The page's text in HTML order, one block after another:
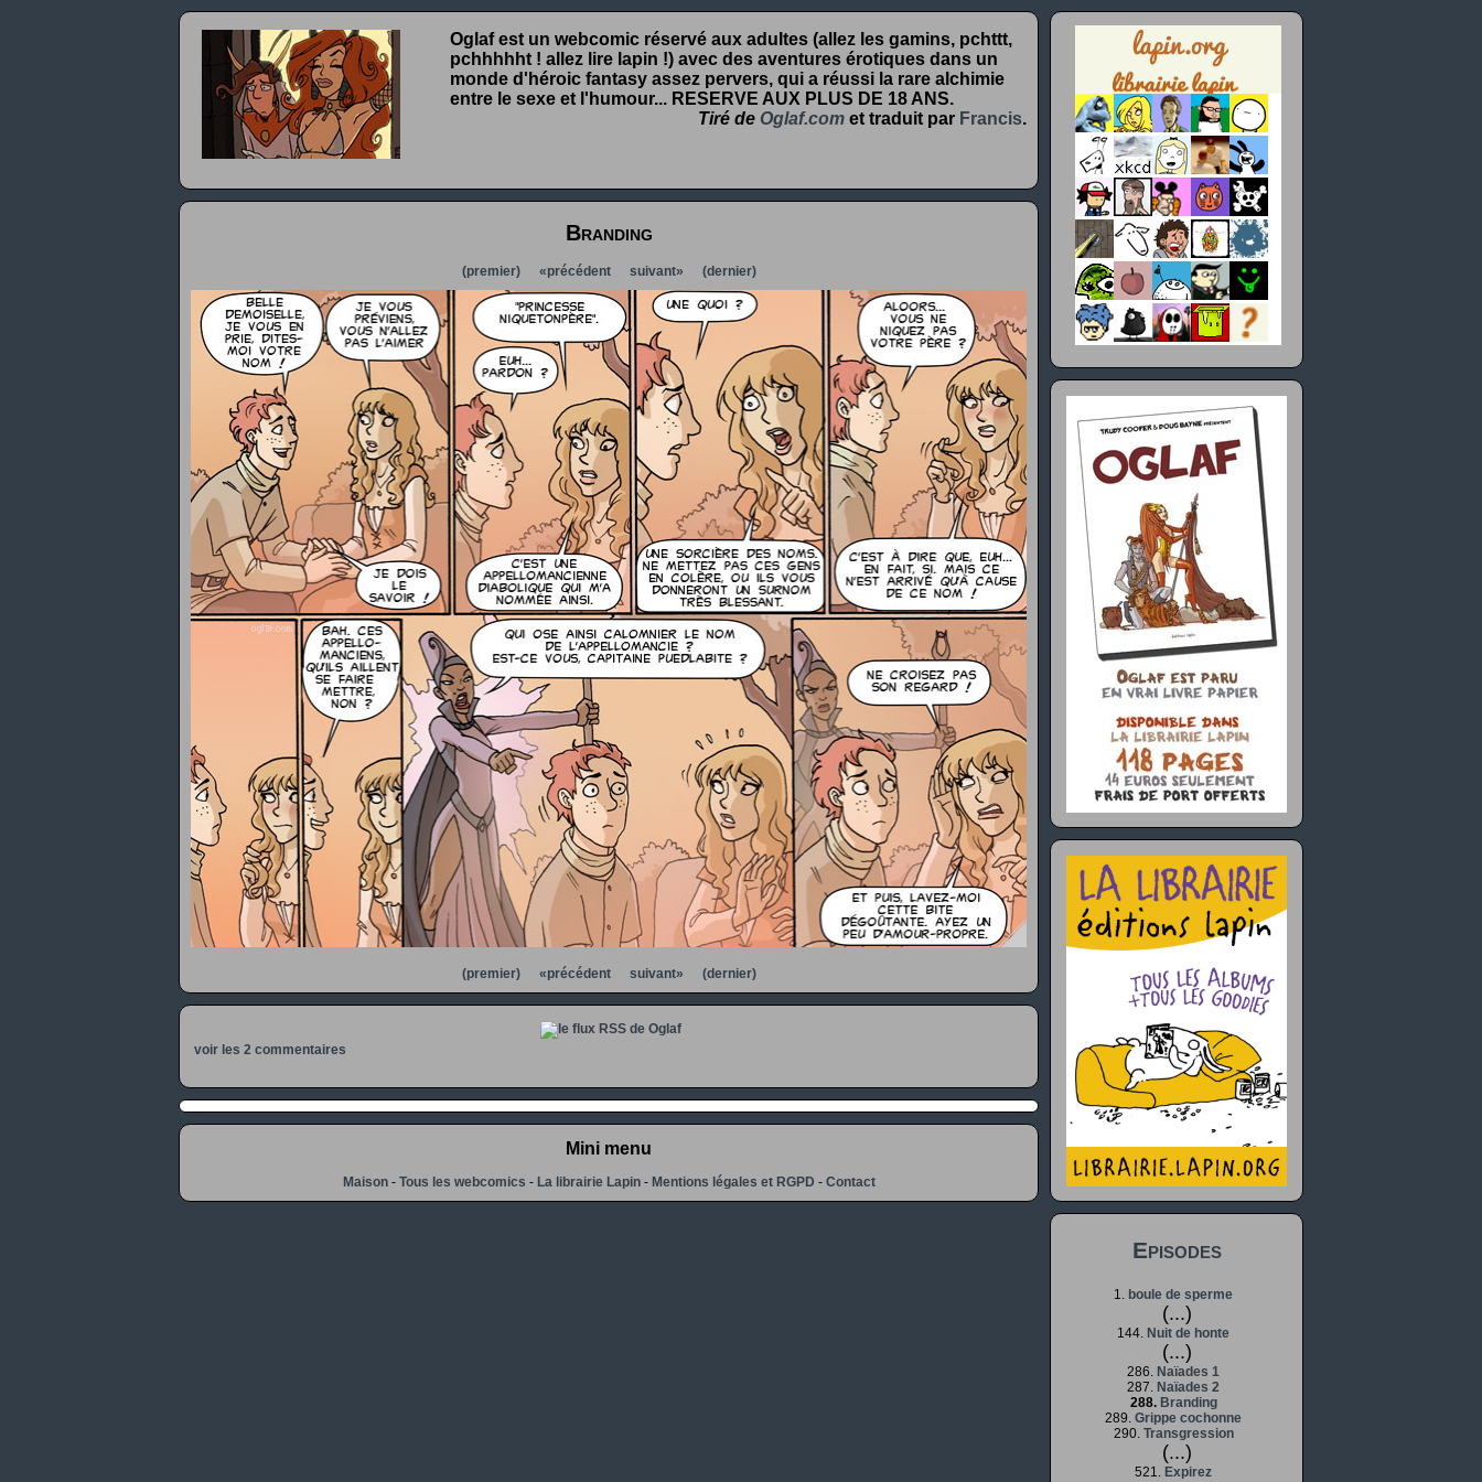
Oglaf est un webcomic réservé aux adultes (allez les gamins, pchttt,
pchhhhht ! allez lire lapin !) avec des aventures érotiques dans un
monde d'héroic fantasy assez pervers, qui a réussi la rare alchimie
entre le sexe et l'humour... RESERVE AUX PLUS DE 18 ANS.
Tiré de Oglaf.com et traduit par Francis.
Branding
(premier) «précédent suivant» (dernier)
(premier) «précédent suivant» (dernier)
voir les 2 commentaires
Mini menu
Maison- Tous les webcomics - La librairie Lapin- Mentions légales et RGPD - Contact
Episodes
1. boule de sperme
(...)
144. Nuit de honte
(...)
286. Naïades 1
287. Naïades 2
288. Branding
289. Grippe cochonne
290. Transgression
(...)
521. Expirez